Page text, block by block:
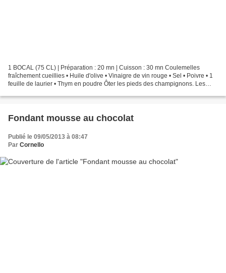
1 BOCAL (75 CL) | Préparation : 20 mn | Cuisson : 30 mn Coulemelles
fraîchement cueillies • Huile d'olive • Vinaigre de vin rouge • Sel • Poivre • 1
feuille de laurier • Thym en poudre Ôter les pieds des champignons. Les
Fondant mousse au chocolat
Publié le 09/05/2013 à 08:47
Par Cornello